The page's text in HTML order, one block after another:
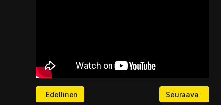
Edellinen artikkeli: 27.12-25 Pois lähtö 2h
Edellinen Seuraava
Seuraava